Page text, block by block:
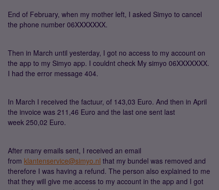
End of February, when my mother left, I asked Simyo to cancel
the phone number 06XXXXXXX.
Then in March until yesterday, I got no access to my account on
the app to my Simyo app. I couldnt check My simyo 06XXXXXXX.
I had the error message 404.
In March I received the factuur, of 143,03 Euro. And then in April
the invoice was 211,46 Euro and the last one sent last
week 250,02 Euro.
After many emails sent, I received an email
from klantenservice@simyo.nl that my bundel was removed and
therefore I was having a refund. The person also explained to me
that they will give me access to my account in the app and I got